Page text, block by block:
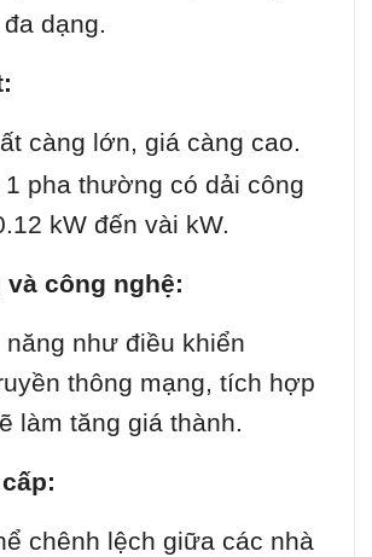
dạng.
càng lớn, giá càng cao.
1 pha thường có dải công
kW đến vài kW.
và công nghệ:
năng như điều khiển
thông mạng, tích hợp
làm tăng giá thành.
chênh lệch giữa các nhà